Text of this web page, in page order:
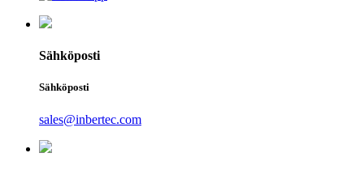
Sähköposti
Sähköposti
sales@inbertec.com